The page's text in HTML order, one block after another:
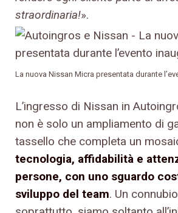
straordinaria!».
La nuova Nissan Micra presentata durante
L’ingresso di Nissan in
non è solo un ampliamento di
tassello che completa un
tecnologia, affidabilità e
persone, con uno sguardo
sviluppo del team. Un